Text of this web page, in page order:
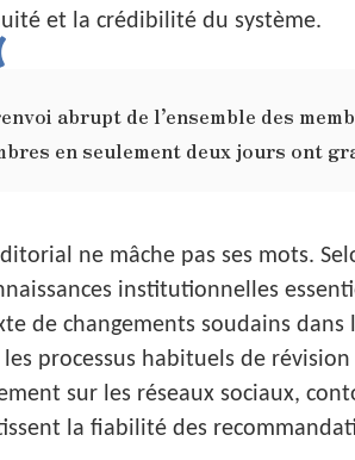
et la crédibilité du système.
abrupt de l’ensemble des
en seulement deux jours ont
ne mâche pas ses mots.
institutionnelles
de changements soudains
processus habituels de
sur les réseaux sociaux,
la fiabilité des